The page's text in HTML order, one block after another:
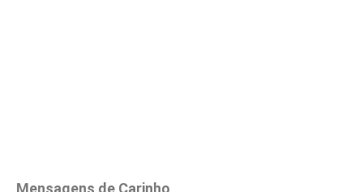
Mensagens de Carinho